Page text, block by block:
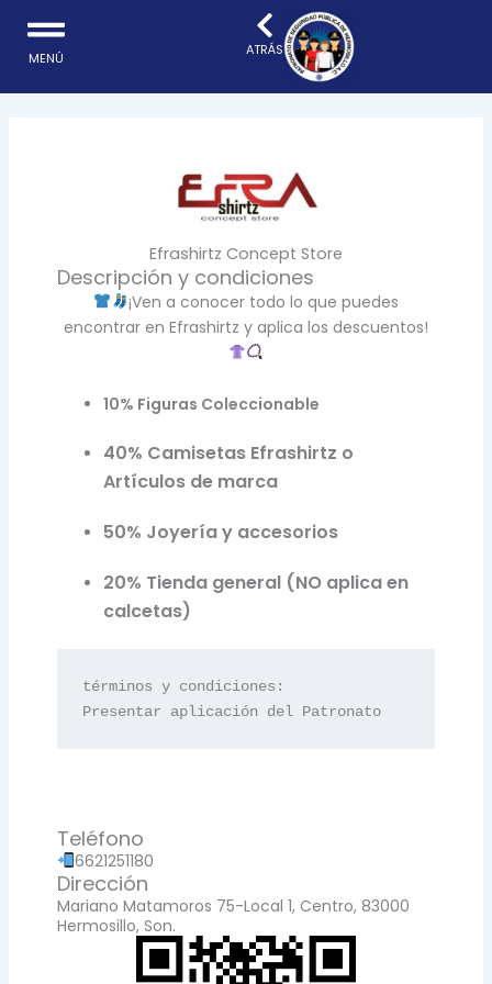
contenido
ATRÁS
MENÚ
Efrashirtz Concept Store
Descripción y condiciones
¡Ven a conocer todo lo que puedes
encontrar en Efrashirtz y aplica los descuentos!
10% Figuras Coleccionable
40% Camisetas Efrashirtz o
Artículos de marca
50% Joyería y accesorios
20% Tienda general (NO aplica en
calcetas)
términos y condiciones:
Presentar aplicación del Patronato
Teléfono
6621251180
Dirección
Mariano Matamoros 75-Local 1, Centro, 83000
Hermosillo, Son.